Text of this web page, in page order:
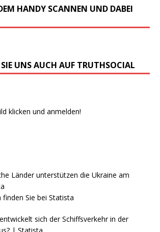
HANDY SCANNEN UND DABEI
UNS AUCH AUF TRUTHSOCIAL
klicken und anmelden!
Sie bei Statista